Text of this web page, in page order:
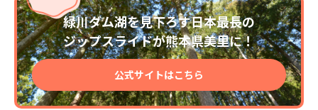
緑川ダム湖を見下ろす日本最長の
ジップスライドが熊本県美里に！
公式サイトはこちら